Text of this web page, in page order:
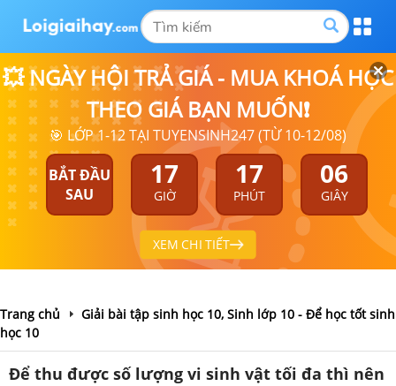
💥 NGÀY HỘI TRẢ GIÁ - MUA KHOÁ HỌC
THEO GIÁ BẠN MUỐN❗
🎯 LỚP 1-12 TẠI TUYENSINH247 (TỪ 10-12/08)
BẮT ĐẦU
SAU
17
GIỜ
17
PHÚT
06
GIÂY
XEM CHI TIẾT
Trang chủ
Giải bài tập sinh học 10, Sinh lớp 10 - Để học tốt sinh
học 10
Để thu được số lượng vi sinh vật tối đa thì nên